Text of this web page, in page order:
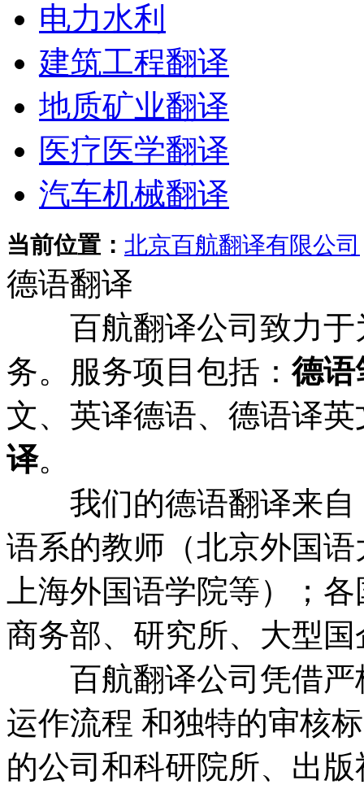
电力水利
建筑工程翻译
地质矿业翻译
医疗医学翻译
汽车机械翻译
当前位置： 北京百航翻译有限公司
德语翻译
百航翻译公司致力于
务。服务项目包括：德语
文、英译德语、德语译英
译。
我们的德语翻译来自
语系的教师（北京外国
上海外国语学院等）；
商务部、研究所、大型
百航翻译公司凭借严
运作流程 和独特的审核
的公司和科研院所、出